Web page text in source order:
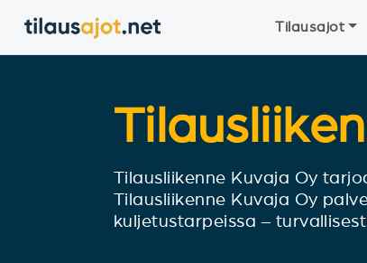
Tilausajot
Tilausliikenne Kuvaja Oy
Tilausliikenne Kuvaja Oy
kuljetustarpeissa –